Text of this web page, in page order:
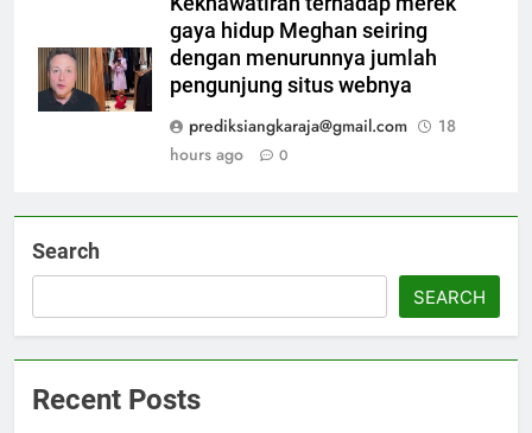
gaya hidup Meghan seiring
dengan menurunnya jumlah
pengunjung situs webnya
prediksiangkaraja@gmail.com
18
hours ago
0
Search
SEARCH
Recent Posts